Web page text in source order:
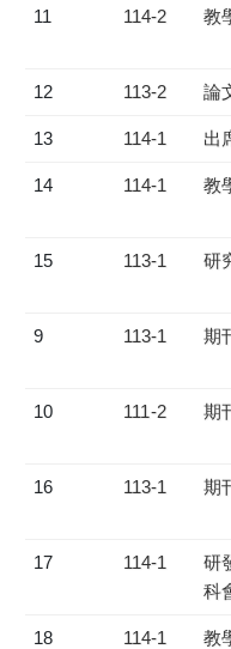
11 114-2 教
12 113-2 論
13 114-1 出
14 114-1 教
15 113-1 研
9 113-1 期
10 111-2 期
16 113-1 期
17 114-1
研
科
18 114-1 教